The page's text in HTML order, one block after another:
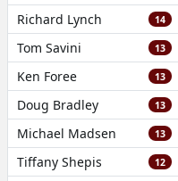
Richard Lynch 14
Tom Savini 13
Ken Foree 13
Doug Bradley 13
Michael Madsen 13
Tiffany Shepis 12